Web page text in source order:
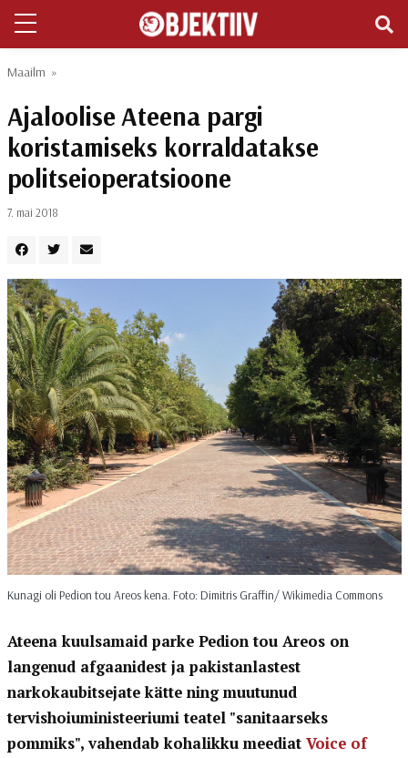
Maailm »
Ajaloolise Ateena pargi
koristamiseks korraldatakse
politseioperatsioone
7. mai 2018
Kunagi oli Pedion tou Areos kena. Foto: Dimitris Graffin/ Wikimedia Commons
Ateena kuulsamaid parke Pedion tou Areos on
langenud afgaanidest ja pakistanlastest
narkokaubitsejate kätte ning muutunud
tervishoiuministeeriumi teatel "sanitaarseks
pommiks", vahendab kohalikku meediat Voice of